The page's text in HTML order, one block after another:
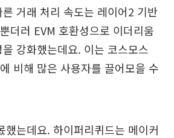
거래 처리 속도는 레이어2 기반
더러 EVM 호환성으로 이더리움
강화했는데요. 이는 코스모스
비해 많은 사용자를 끌어모을 수
했는데요. 하이퍼리퀴드는 메이커